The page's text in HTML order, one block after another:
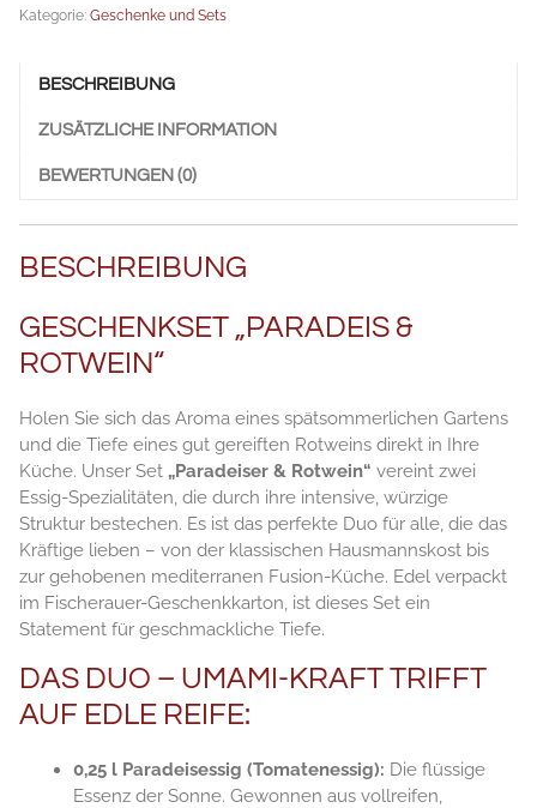
Kategorie: Geschenke und Sets
BESCHREIBUNG
ZUSÄTZLICHE INFORMATION
BEWERTUNGEN (0)
BESCHREIBUNG
GESCHENKSET „PARADEIS &
ROTWEIN“
Holen Sie sich das Aroma eines spätsommerlichen Gartens
und die Tiefe eines gut gereiften Rotweins direkt in Ihre
Küche. Unser Set „Paradeiser & Rotwein“ vereint zwei
Essig-Spezialitäten, die durch ihre intensive, würzige
Struktur bestechen. Es ist das perfekte Duo für alle, die das
Kräftige lieben – von der klassischen Hausmannskost bis
zur gehobenen mediterranen Fusion-Küche. Edel verpackt
im Fischerauer-Geschenkkarton, ist dieses Set ein
Statement für geschmackliche Tiefe.
DAS DUO – UMAMI-KRAFT TRIFFT
AUF EDLE REIFE:
0,25 l Paradeisessig (Tomatenessig): Die flüssige
Essenz der Sonne. Gewonnen aus vollreifen,